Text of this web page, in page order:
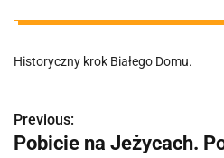
Historyczny krok Białego Domu.
N
Previous:
Pobicie na Jeżycach.